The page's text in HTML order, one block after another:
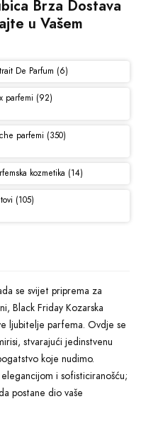
Brza Dostava
u Vašem
De Parfum (6)
parfemi (92)
parfemi (350)
kozmetika (14)
(105)
se svijet priprema za
Black Friday Kozarska
ljubitelje parfema. Ovdje se
stvarajući jedinstvenu
koje nudimo.
i sofisticiranošću;
postane dio vaše